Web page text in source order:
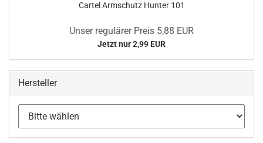
Cartel Armschutz Hunter 101
Unser regulärer Preis 5,88 EUR
Jetzt nur 2,99 EUR
Hersteller